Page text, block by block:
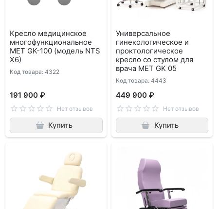
Кресло медицинское
многофункциональное
MET GK-100 (модель NTS
X6)
Код товара: 4322
191 900 ₽
Нет отзывов
Купить
Универсальное
гинекологическое и
проктологическое
кресло со стулом для
врача МЕТ GK 05
Код товара: 4443
449 900 ₽
Нет отзывов
Купить